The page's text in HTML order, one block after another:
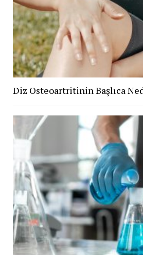
Diz Osteoartritinin Başlıca